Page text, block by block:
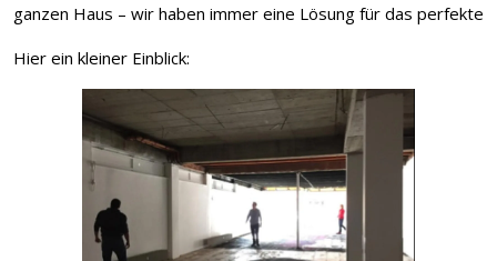
ganzen Haus – wir haben immer eine Lösung für das perfekte
Hier ein kleiner Einblick: